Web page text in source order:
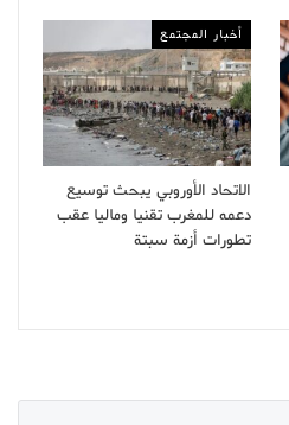
أخبار المجتمع
الاتحاد الأوروبي يبحث توسيع
دعمه للمغرب تقنيا وماليا عقب
تطورات أزمة سبتة